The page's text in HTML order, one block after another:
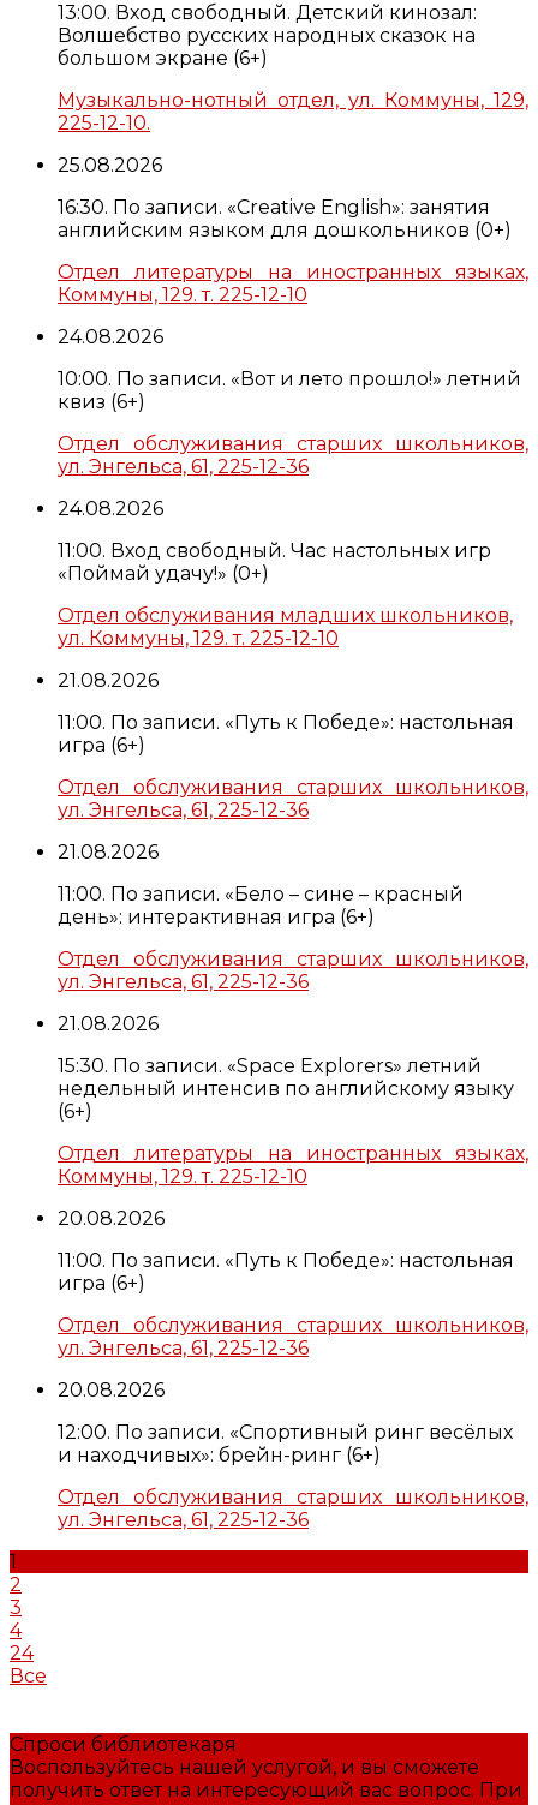
13:00. Вход свободный. Детский кинозал:
Волшебство русских народных сказок на
большом экране (6+)
Музыкально-нотный отдел, ул. Коммуны, 129,
225-12-10.
25.08.2026
16:30. По записи. «Creative English»: занятия
английским языком для дошкольников (0+)
Отдел литературы на иностранных языках,
Коммуны, 129. т. 225-12-10
24.08.2026
10:00. По записи. «Вот и лето прошло!» летний
квиз (6+)
Отдел обслуживания старших школьников,
ул. Энгельса, 61, 225-12-36
24.08.2026
11:00. Вход свободный. Час настольных игр
«Поймай удачу!» (0+)
Отдел обслуживания младших школьников,
ул. Коммуны, 129. т. 225-12-10
21.08.2026
11:00. По записи. «Путь к Победе»: настольная
игра (6+)
Отдел обслуживания старших школьников,
ул. Энгельса, 61, 225-12-36
21.08.2026
11:00. По записи. «Бело – сине – красный
день»: интерактивная игра (6+)
Отдел обслуживания старших школьников,
ул. Энгельса, 61, 225-12-36
21.08.2026
15:30. По записи. «Space Explorers» летний
недельный интенсив по английскому языку
(6+)
Отдел литературы на иностранных языках,
Коммуны, 129. т. 225-12-10
20.08.2026
11:00. По записи. «Путь к Победе»: настольная
игра (6+)
Отдел обслуживания старших школьников,
ул. Энгельса, 61, 225-12-36
20.08.2026
12:00. По записи. «Спортивный ринг весёлых
и находчивых»: брейн-ринг (6+)
Отдел обслуживания старших школьников,
ул. Энгельса, 61, 225-12-36
1
2
3
4
24
Все
Спроси библиотекаря
Воспользуйтесь нашей услугой, и вы сможете
получить ответ на интересующий вас вопрос. При